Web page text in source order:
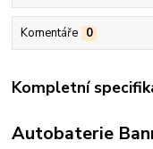
Komentáře 0
Kompletní
Autobaterie